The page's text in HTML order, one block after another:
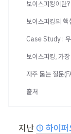
보이스피킹이란
보이스피킹의 핵
Case Study : 우
보이스피킹, 가
자주 묻는 질문
출처
지난 ① 하이퍼